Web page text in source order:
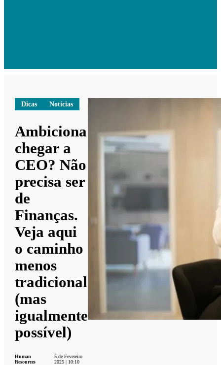
Dicas Notícias
Ambiciona
chegar a
CEO? Não
precisa ser
de
Finanças.
Veja aqui
o caminho
menos
tradicional
(mas
igualmente
possível)
Human
Resources
5 de Fevereiro
2025 | 10:10